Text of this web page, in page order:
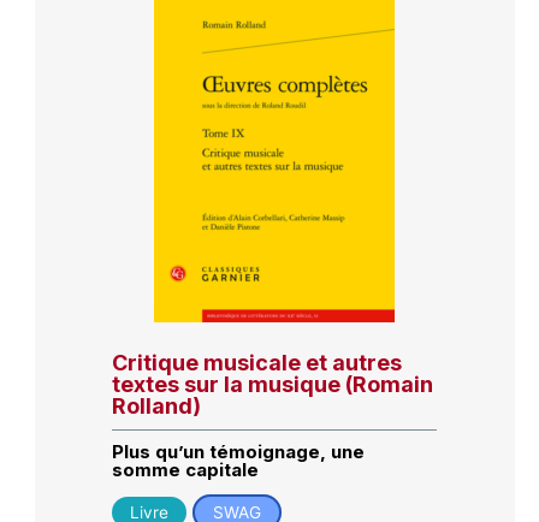
Critique musicale et autres
textes sur la musique (Romain
Rolland)
Plus qu’un témoignage, une
somme capitale
Livre SWAG